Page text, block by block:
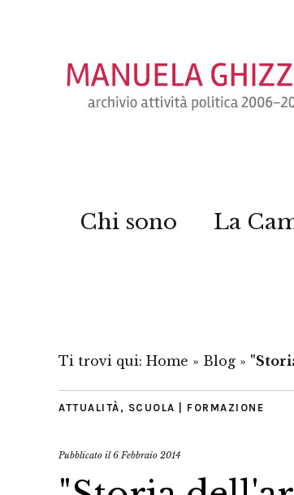
Chi sono La
Ti trovi qui: Home » Blog »
ATTUALITÀ , SCUOLA | FORMAZIONE
Pubblicato il6 Febbraio 2014